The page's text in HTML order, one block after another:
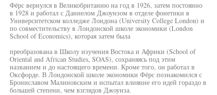
Фёрс вернулся в Великобританию на год в 1926, затем постоянно
в 1928 и работал с Даниелом Джоунзом в отделе фонетики в
Университетском колледже Лондона (University College London) и
по совместительству в Лондонской школе экономики (London
School of Economics), которая затем была
преобразована в Школу изучения Востока и Африки (School of
Oriental and African Studies, SOAS), сохраняясь под этим
названием и до настоящего времени. Кроме того, он работал в
Оксфорде. В Лондонской школе экономики Фёрс познакомился с
Брониславом Малиновским и испытал влияние его идей гораздо в
большей степени, чем взглядов Джоунза.